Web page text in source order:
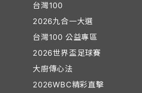
台灣100
2026九合一大選
台灣100 公益專區
2026世界盃足球賽
大廚傳心法
2026WBC精彩直擊